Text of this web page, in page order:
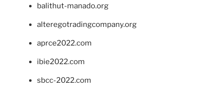
balithut-manado.org
alteregotradingcompany.org
aprce2022.com
ibie2022.com
sbcc-2022.com